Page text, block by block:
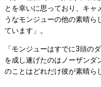
とを幸いに思っており、キャ
うなモンジューの他の素晴ら
ています」。
「モンジューはすでに3頭の
を成し遂げたのはノーザンダ
のことはどれだけ彼が素晴ら